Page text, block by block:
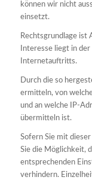
können wir nicht
einsetzt.
Rechtsgrundlage ist
Interesse liegt in
Internetauftritts.
Durch die so
ermitteln, von
und an welche IP-
übermitteln ist.
Sofern Sie mit
Sie die Möglichkeit,
entsprechenden
verhindern.